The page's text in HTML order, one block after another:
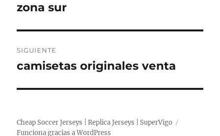
entradas
anterior:
zona sur
SIGUIENTE
Entrada
camisetas originales venta
Cheap Soccer Jerseys | Replica Jerseys | SuperVigo
Funciona gracias a WordPress